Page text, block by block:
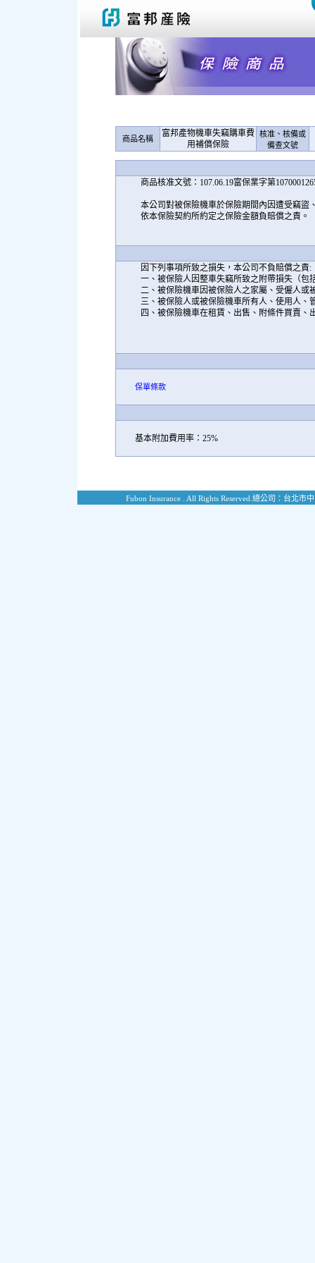
商品名稱
富邦產物機車失竊購車費
用補償保險
核准、核備或
備查文號
商品核准文號：107.06.19富保業字第
本公司對被保險機車於保險期間內因遭受竊盜
依本保險契約所約定之保險金額負賠償之責。
因下列事項所致之損失，本公司不負賠償之責:
一、被保險人因整車失竊所致之附帶損失（包
二、被保險機車因被保險人之家屬、受僱人或
三、被保險人或被保險機車所有人、使用人、
四、被保險機車在租賃、出售、附條件買賣
保單條款
基本附加費用率：25%
Fubon Insurance . All Rights Reserved. 總公司：台北市